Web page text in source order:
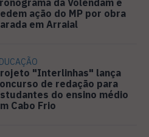
ação do MP por obra
em Arraial
"Interlinhas" lança
de redação para
do ensino médio
Cabo Frio